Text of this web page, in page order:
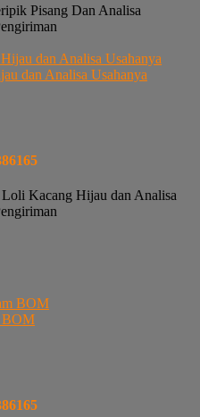
Pisang Dan Analisa
dan Analisa Usahanya
Kacang Hijau dan Analisa
BOM